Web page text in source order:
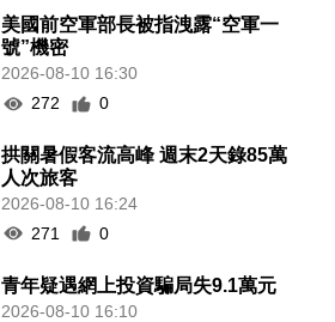
美國前空軍部長被指洩露“空軍一
號”機密
2026-08-10 16:30
272
0
拱關暑假客流高峰 週末2天錄85萬
人次旅客
2026-08-10 16:24
271
0
青年疑遇網上投資騙局失9.1萬元
2026-08-10 16:10